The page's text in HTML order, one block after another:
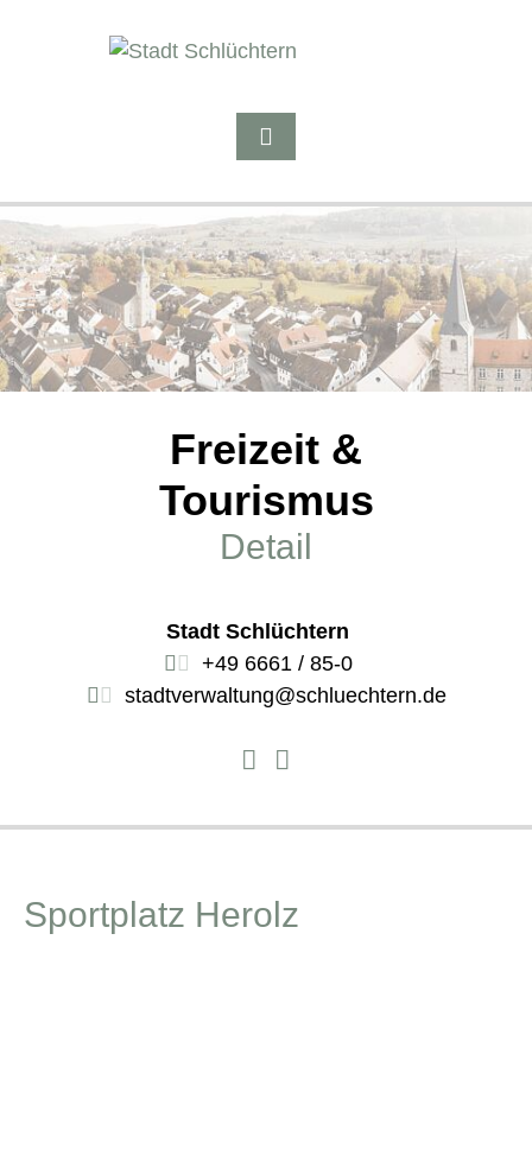
Freizeit &
Tourismus
Detail
Stadt Schlüchtern
+49 6661 / 85-0
stadtverwaltung@schluechtern.de
Sportplatz Herolz